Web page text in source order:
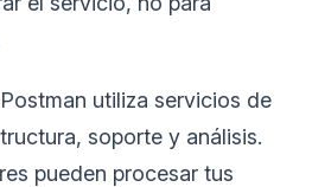
Postman utiliza servicios de
soporte y análisis.
pueden procesar tus